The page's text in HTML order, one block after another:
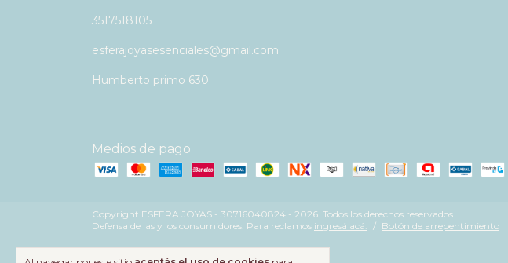
3517518105
esferajoyasesenciales@gmail.com
Humberto primo 630
Medios de pago
Copyright ESFERA JOYAS - 30716040824 - 2026. Todos los derechos reservados.
Defensa de las y los consumidores. Para reclamos ingresá acá. / Botón de arrepentimiento